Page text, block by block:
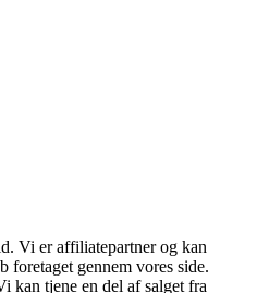
Vi er affiliatepartner og kan
gennem vores side.
kan tjene en del af salget fra